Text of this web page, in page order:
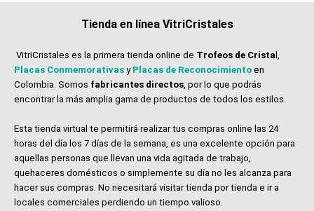
Tienda en línea VitriCristales
VitriCristales es la primera tienda online de Trofeos de Crista
Placas Conmemorativas y Placas de Reconocimiento en
Colombia. Somos fabricantes directos , por lo que podrás
encontrar la más amplia gama de productos de todos los estilos.
Esta tienda virtual te permitirá realizar tus compras online las 24
horas del día los 7 días de la semana, es una excelente opción para
aquellas personas que llevan una vida agitada de trabajo,
quehaceres domésticos o simplemente su día no les alcanza para
hacer sus compras. No necesitará visitar tienda por tienda e ir a
locales comerciales perdiendo un tiempo valioso.